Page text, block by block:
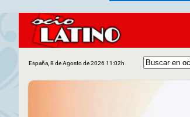
España, 8 de Agosto de 2026 11:02h